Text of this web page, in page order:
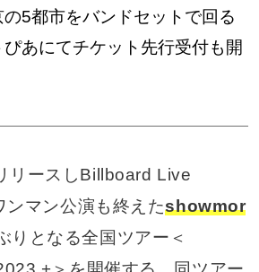
5都市をバンドセットで回る
あにてチケット先行受付も開
リースしBillboard Live
マン公演も終えたshowmor
りとなる全国ツアー＜